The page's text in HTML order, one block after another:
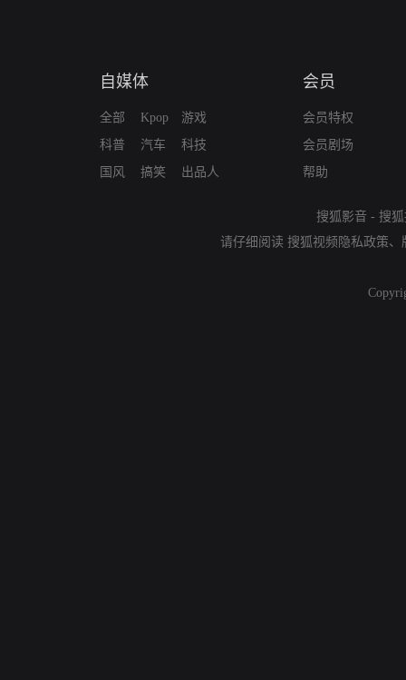
自媒体
全部
科普
国风
Kpop
汽车
搞笑
游戏
科技
出品人
会员
会员特权
会员剧场
帮助
搜狐影音 - 搜
请仔细阅读 搜狐视频隐私政策、